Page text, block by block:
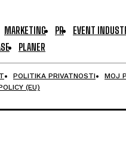
MARKETING PR EVENT
PLANER
POLITIKA PRIVATNOSTI
MOJ
(EU)